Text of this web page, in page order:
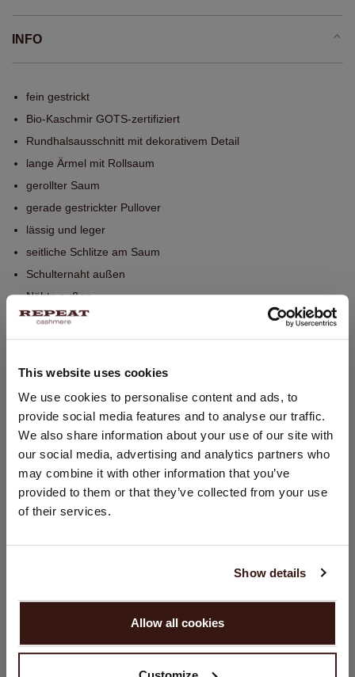
This website uses cookies
We use cookies to personalise content and ads, to
provide social media features and to analyse our traffic.
We also share information about your use of our site with
our social media, advertising and analytics partners who
may combine it with other information that you’ve
provided to them or that they’ve collected from your use
of their services.
Show details
Allow all cookies
INFO
fein gestrickt
Bio-Kaschmir GOTS-zertifiziert
Rundhalsausschnitt mit dekorativem Detail
lange Ärmel mit Rollsaum
gerollter Saum
gerade gestrickter Pullover
lässig und leger
seitliche Schlitze am Saum
Schulternaht außen
Nähte außen
Saum ist vorne kürzer als hinten
Handwäsche, chemische Reinigung möglich
GRÖSSE & SCHNITT
PFLEGEHINWEISE
VERSAND & RÜCKGABE
STANDORT ÄNDERN
Sie besuchen Repeat cashmere von Niederlande (€) aus.
Möchten Sie Ihre Standort aktualisieren?
Vereinigte Staaten ($)
WEITER